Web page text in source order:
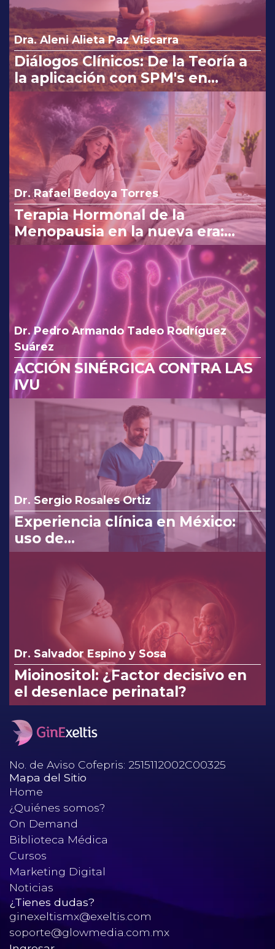
Dra. Aleni Alieta Paz Viscarra
Diálogos Clínicos: De la Teoría a
la aplicación con SPM's en
Osteoartritis
Dr. Rafael Bedoya Torres
Terapia Hormonal de la
Menopausia en la nueva era:
reinterpretando los cambios de
la FDA.
Dr. Pedro Armando Tadeo Rodríguez
Suárez
ACCIÓN SINÉRGICA CONTRA LAS
IVU
Dr. Sergio Rosales Ortiz
Experiencia clínica en México:
uso de
clindamicina/ketoconazol/lidocaí
na en el tratamiento de
infecciones vaginales.
Dr. Salvador Espino y Sosa
Mioinositol: ¿Factor decisivo en
el desenlace perinatal?
No. de Aviso Cofepris: 2515112002C00325
Mapa del Sitio
Home
¿Quiénes somos?
On Demand
Biblioteca Médica
Cursos
Marketing Digital
Noticias
¿Tienes dudas?
ginexeltismx@exeltis.com
soporte@glowmedia.com.mx